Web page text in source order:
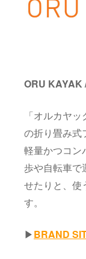
ORU KAYAK
「オルカヤ
の折り畳み式
軽量かつコン
歩や自転車で
せたりと、使
す。
▶︎BRAND